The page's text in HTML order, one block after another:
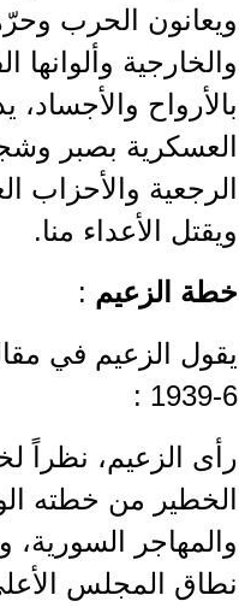
ويعانون الحرب
والخارجية
بالأرواح
العسكرية بصبر
الرجعية والأحزاب
ويقتل الأعداء منا.
خطة الزعيم :
6-1939 :
رأى الزعيم، نظراً
الخطير من خطته
نطاق المجلس